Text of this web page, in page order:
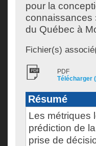
pour la
connaissances
du Québec à
Fichier(s)
PDF
Télécharger
Résumé
Les métriques
prédiction de
prise de